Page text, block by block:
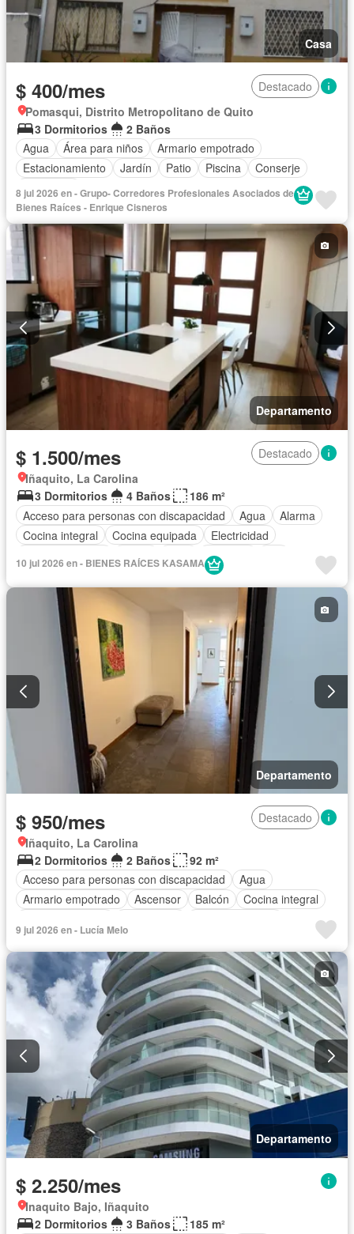
Casa
$ 400/mes
Destacado
Pomasqui, Distrito Metropolitano de Quito
3 Dormitorios
2 Baños
Agua
Área para niños
Armario empotrado
Estacionamiento
Jardín Patio Piscina
Conserje
Seguridad
8 jul 2026 en - Grupo- Corredores Profesionales Asociados de
Bienes Raíces - Enrique Cisneros
Departamento
$ 1.500/mes
Destacado
Iñaquito, La Carolina
3 Dormitorios
4 Baños
186 m²
Acceso para personas con discapacidad
Agua
Alarma
Cocina integral
Cocina equipada
Electricidad
Jardín Conserje
Completamente amoblado
10 jul 2026 en - BIENES RAÍCES KASAMA
Departamento
$ 950/mes
Destacado
Iñaquito, La Carolina
2 Dormitorios
2 Baños
92 m²
Acceso para personas con discapacidad
Agua
Armario empotrado
Ascensor Balcón
Cocina integral
Gas natural
Garita de guardianía
Completamente amoblado
9 jul 2026 en - Lucía Melo
Departamento
$ 2.250/mes
Inaquito Bajo, Iñaquito
2 Dormitorios
3 Baños 185 m²